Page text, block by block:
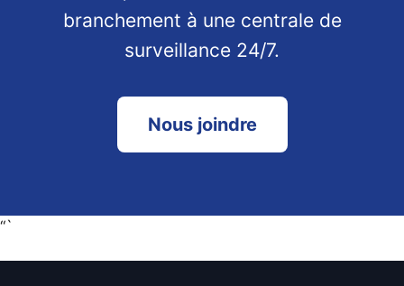
branchement à une centrale de
surveillance 24/7.
Nous joindre
“`